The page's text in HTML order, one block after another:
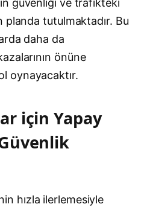
planda tutulmaktadır. Bu
daha da
önüne
oynayacaktır.
için Yapay
hızla ilerlemesiyle